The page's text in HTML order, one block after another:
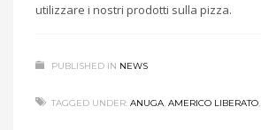
utilizzare i nostri prodotti sulla pizza.
PUBLISHED IN NEWS
TAGGED UNDER: ANUGA, AMERICO LIBERATO,